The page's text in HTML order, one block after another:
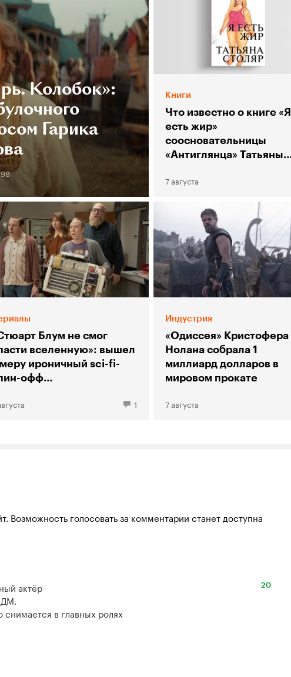
Колобок»:
Гарика
Книги
Что известно о книге «Я
есть жир»
соосновательницы
«Антиглянца» Татьяны
7 августа
Блум не смог
вселенную»: вышел
ироничный sci-fi-
офф
1
Индустрия
«Одиссея» Кристофера
Нолана собрала 1
миллиард долларов в
мировом прокате
7 августа
Возможность голосовать за комментарии станет доступна
актёр
снимается в главных ролях
20